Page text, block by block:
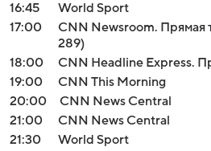
16:45
World Sport
17:00
CNN Newsroom. Прямая
289)
18:00
CNN Headline Express.
19:00
CNN This Morning
20:00
CNN News Central
21:00
CNN News Central
21:30
World Sport